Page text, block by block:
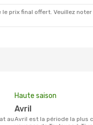
prix final offert. Veuillez noter
Haute saison
avril
avril est la période la plus chargée pour